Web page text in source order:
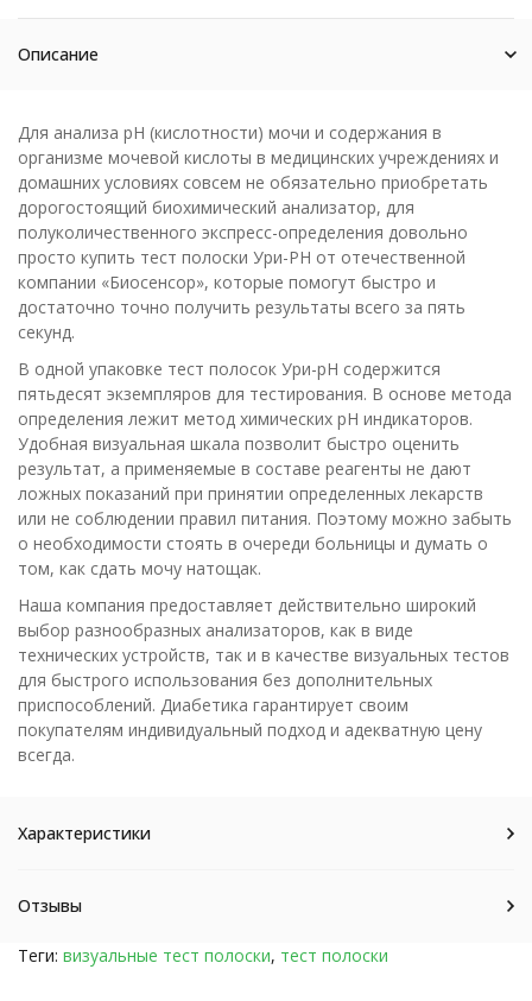
Описание
Для анализа рН (кислотности) мочи и содержания в
организме мочевой кислоты в медицинских учреждениях и
домашних условиях совсем не обязательно приобретать
дорогостоящий биохимический анализатор, для
полуколичественного экспресс-определения довольно
просто купить тест полоски Ури-PH от отечественной
компании «Биосенсор», которые помогут быстро и
достаточно точно получить результаты всего за пять
секунд.
В одной упаковке тест полосок Ури-рН содержится
пятьдесят экземпляров для тестирования. В основе метода
определения лежит метод химических рН индикаторов.
Удобная визуальная шкала позволит быстро оценить
результат, а применяемые в составе реагенты не дают
ложных показаний при принятии определенных лекарств
или не соблюдении правил питания. Поэтому можно забыть
о необходимости стоять в очереди больницы и думать о
том, как сдать мочу натощак.
Наша компания предоставляет действительно широкий
выбор разнообразных анализаторов, как в виде
технических устройств, так и в качестве визуальных тестов
для быстрого использования без дополнительных
приспособлений. Диабетика гарантирует своим
покупателям индивидуальный подход и адекватную цену
всегда.
Характеристики
Отзывы
Теги: визуальные тест полоски, тест полоски